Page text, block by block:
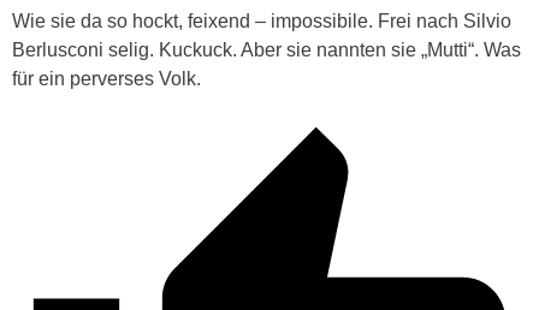
Wie sie da so hockt, feixend – impossibile. Frei nach Silvio
Berlusconi selig. Kuckuck. Aber sie nannten sie „Mutti“. Was
für ein perverses Volk.